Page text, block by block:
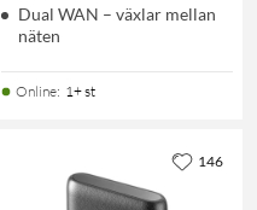
Dual WAN – växlar mellan
näten
Online: 1+ st
146